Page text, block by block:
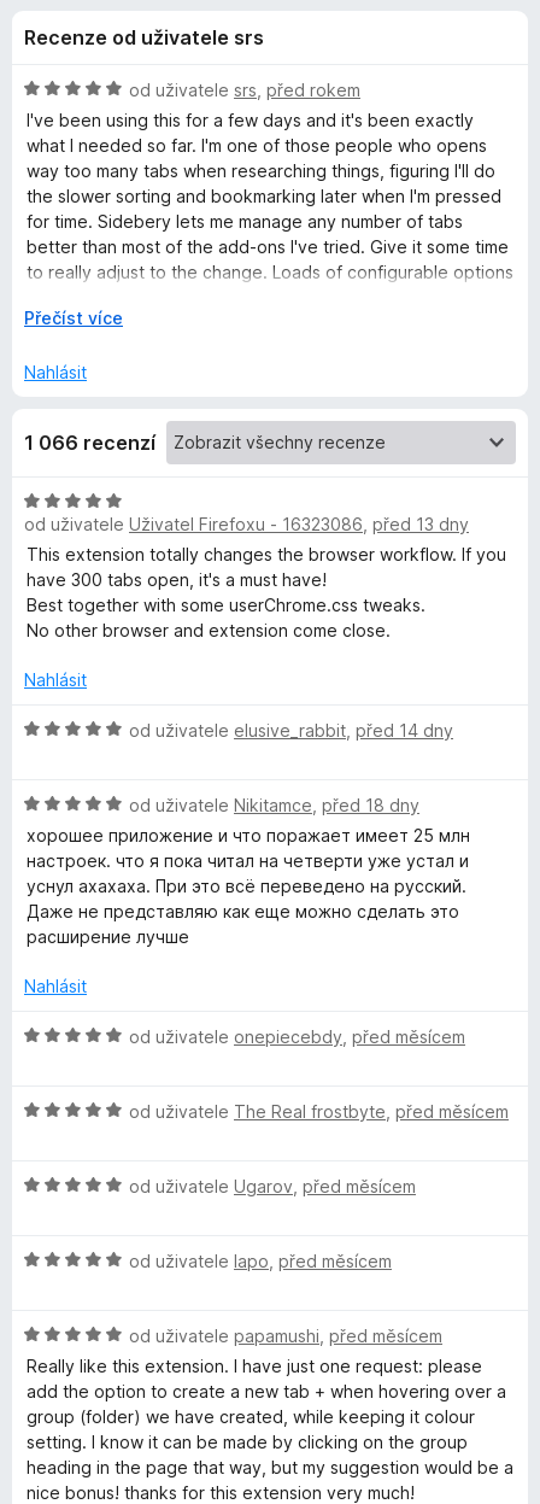
F
i
r
e
f
o
x
d
o
p
l
ň
k
S
i
d
e
b
r
y
,
z
5
Recenze od uživatele srs
H
o
d
n
o
c
e
n
:
z
od uživatele srs před rokem
I've been using this for a few days and it's been exactly
what I needed so far. I'm one of those people who opens
way too many tabs when researching things, figuring I'll do
the slower sorting and bookmarking later when I'm pressed
for time. Sidebery lets me manage any number of tabs
better than most of the add-ons I've tried. Give it some time
to really adjust to the change. Loads of configurable options
appears to also be managing memory better than just
longer term.
R
z
l
t
d
o
Přečíst více
Nahlásit
1 066 recenzí
H
o
d
n
o
c
n
:
5
od uživatele Uživatel Firefoxu - 16323086 před 13 dny
This extension totally changes the browser workflow. If you
have 300 tabs open, it's a must have!
Best together with some userChrome.css tweaks.
No other browser and extension come close.
Nahlásit
H
n
o
c
e
n
5
5
od uživatele elusive_rabbit před 14 dny
H
o
d
n
o
c
n
:
5
od uživatele Nikitamce před 18 dny
хорошее приложение и что поражает имеет 25 млн
настроек. что я пока читал на четверти уже устал и
уснул ахахаха. При это всё переведено на русский.
Даже не представляю как еще можно сделать это
расширение лучше
Nahlásit
H
n
e
:
5
od uživatele onepiecebdy před měsícem
H
n
e
:
5
z
5
od uživatele The Real frostbyte před měsícem
H
n
e
n
:
5
z
5
od uživatele Ugarov před měsícem
H
n
o
c
e
n
:
od uživatele lapo před měsícem
H
o
d
n
o
c
e
od uživatele papamushi před měsícem
Really like this extension. I have just one request: please
add the option to create a new tab + when hovering over a
group (folder) we have created, while keeping it colour
setting. I know it can be made by clicking on the group
heading in the page that way, but my suggestion would be a
nice bonus! thanks for this extension very much!